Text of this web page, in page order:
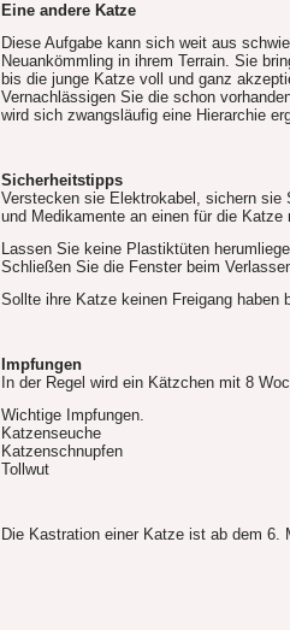
Eine andere Katze
Diese Aufgabe kann sich weit aus
Neuankömmling in ihrem Terrain. Sie
bis die junge Katze voll und ganz
Vernachlässigen Sie die schon
wird sich zwangsläufig eine Hierarchie
Sicherheitstipps
Verstecken sie Elektrokabel, sichern
und Medikamente an einen für die
Lassen Sie keine Plastiktüten
Schließen Sie die Fenster beim
Sollte ihre Katze keinen Freigang
Impfungen
In der Regel wird ein Kätzchen mit 8
Wichtige Impfungen.
Katzenseuche
Katzenschnupfen
Tollwut
Die Kastration einer Katze ist ab dem